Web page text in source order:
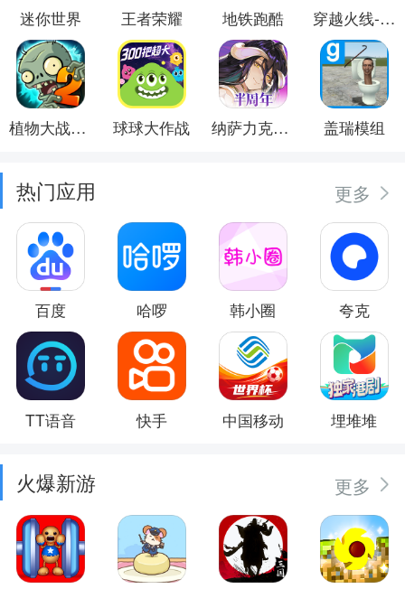
迷你世界 王者荣耀 地铁跑酷 穿越火线-枪战王者
植物大战僵尸2 球球大作战 纳萨力克之王 盖瑞模组
热门应用 更多
百度 哈啰 韩小圈 夸克
TT语音 快手 中国移动 埋堆堆
火爆新游 更多